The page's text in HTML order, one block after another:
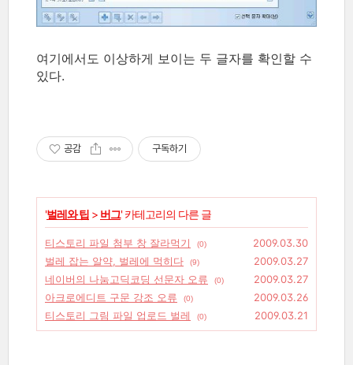
여기에서도 이상하게 보이는 두 글자를 확인할 수
있다.
공감 구독하기
'벌레와 팁 > 버그' 카테고리의 다른 글
티스토리 파일 첨부 창 잘라먹기 (0)
2009.03.30
벌레 잡는 알약, 벌레에 먹히다
(9)
2009.03.27
네이버의 나눔고딕코딩 선문자 오류
(0)
2009.03.27
아크로에디트 구문 강조 오류
(0)
2009.03.26
티스토리 그림 파일 업로드 벌레
(0) 2009.03.21